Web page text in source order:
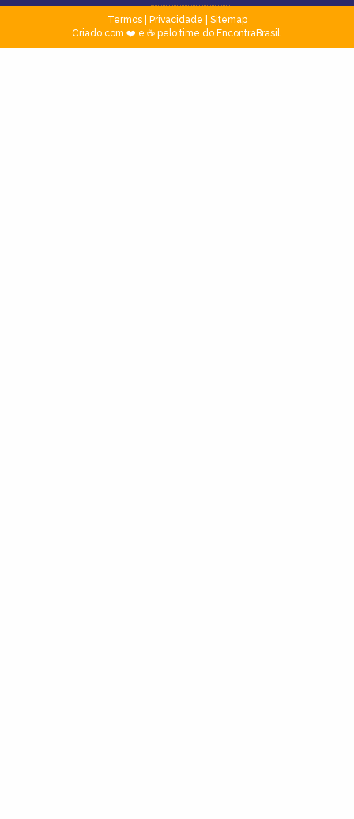
Termos| Privacidade
Sitemap
Criado com ❤️ e ☕ pelo time do EncontraBrasil